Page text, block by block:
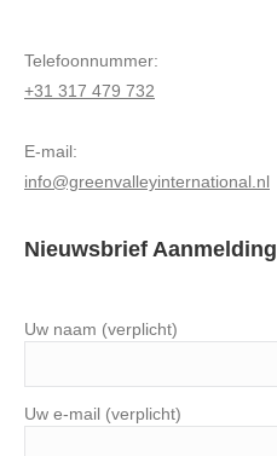
Telefoonnummer:
+31 317 479 732
E-mail:
info@greenvalleyinternational.nl
Nieuwsbrief Aanmelding
Uw naam (verplicht)
Uw e-mail (verplicht)